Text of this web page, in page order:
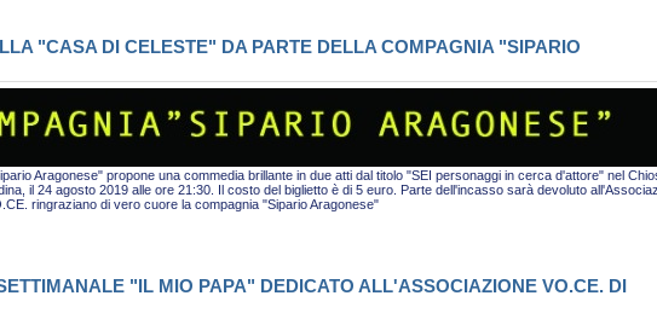
"CASA DI CELESTE" DA PARTE DELLA COMPAGNIA "SIPARIO
Aragonese" propone una commedia brillante in due atti dal titolo "SEI personaggi in cerca d'attore" nel
il 24 agosto 2019 alle ore 21:30. Il costo del biglietto è di 5 euro. Parte dell'incasso sarà devoluto
ringraziano di vero cuore la compagnia "Sipario Aragonese"
"IL MIO PAPA" DEDICATO ALL'ASSOCIAZIONE VO.CE. DI